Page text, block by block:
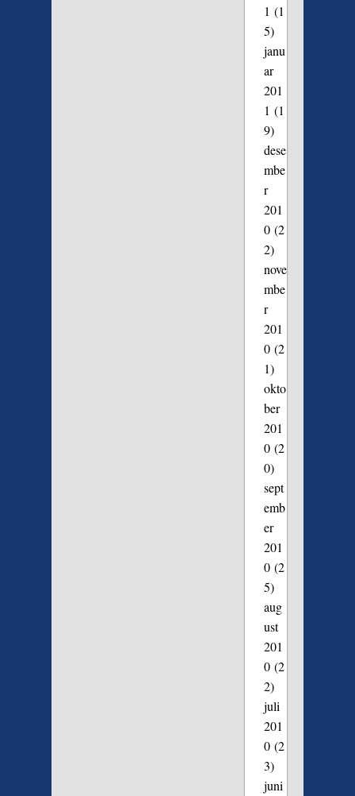
1 (1
5)
janu
ar
201
1 (1
9)
dese
mbe
r
201
0(2
2)
nove
mbe
r
201
0(2
1)
okto
ber
201
0(2
0)
sept
emb
er
201
0(2
5)
aug
ust
201
0(2
2)
juli
201
0(2
3)
juni